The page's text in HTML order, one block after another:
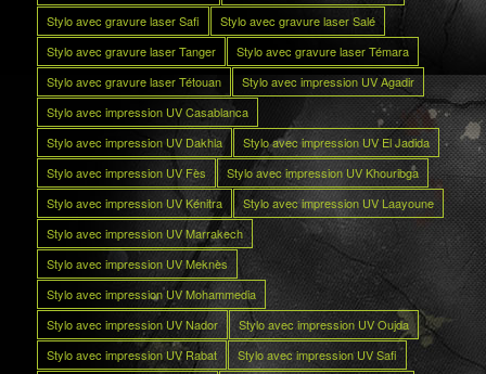
Stylo avec gravure laser Safi
Stylo avec gravure laser Salé
Stylo avec gravure laser Tanger
Stylo avec gravure laser Témara
Stylo avec gravure laser Tétouan
Stylo avec impression UV Agadir
Stylo avec impression UV Casablanca
Stylo avec impression UV Dakhla
Stylo avec impression UV El Jadida
Stylo avec impression UV Fès
Stylo avec impression UV Khouribga
Stylo avec impression UV Kénitra
Stylo avec impression UV Laayoune
Stylo avec impression UV Marrakech
Stylo avec impression UV Meknès
Stylo avec impression UV Mohammedia
Stylo avec impression UV Nador
Stylo avec impression UV Oujda
Stylo avec impression UV Rabat
Stylo avec impression UV Safi